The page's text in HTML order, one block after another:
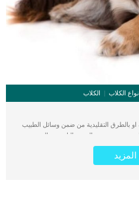
الكلاب الكلاب
او بالطرق التقليدية من ضمن وسائل الطبيب
يسبب الجرب الناتج عن العدوى
عليها قشور جلدية. اقرأ ايضا: ماهى البقع
حالة مرضية مزعجة للكلب ومعدية للحيوانات
الكلب وصاحبه. اقرأ ايضا: مرض الجرب في
المزيد